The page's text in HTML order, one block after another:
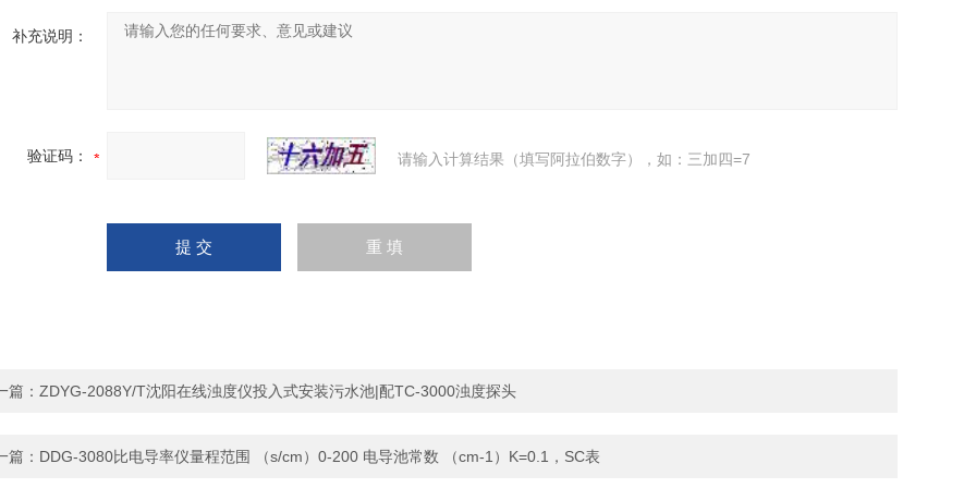
补充说明：
验证码： 请输入计算结果（填写阿拉伯数字），如：三加四=7
篇： ZDYG-2088Y/T沈阳在线浊度仪投入式安装污水池|配TC-3000浊度探头
篇： DDG-3080比电导率仪量程范围 （s/cm）0-200 电导池常数 （cm-1）K=0.1，SC表